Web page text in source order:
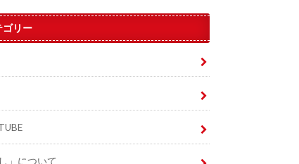
ゴリー
」について